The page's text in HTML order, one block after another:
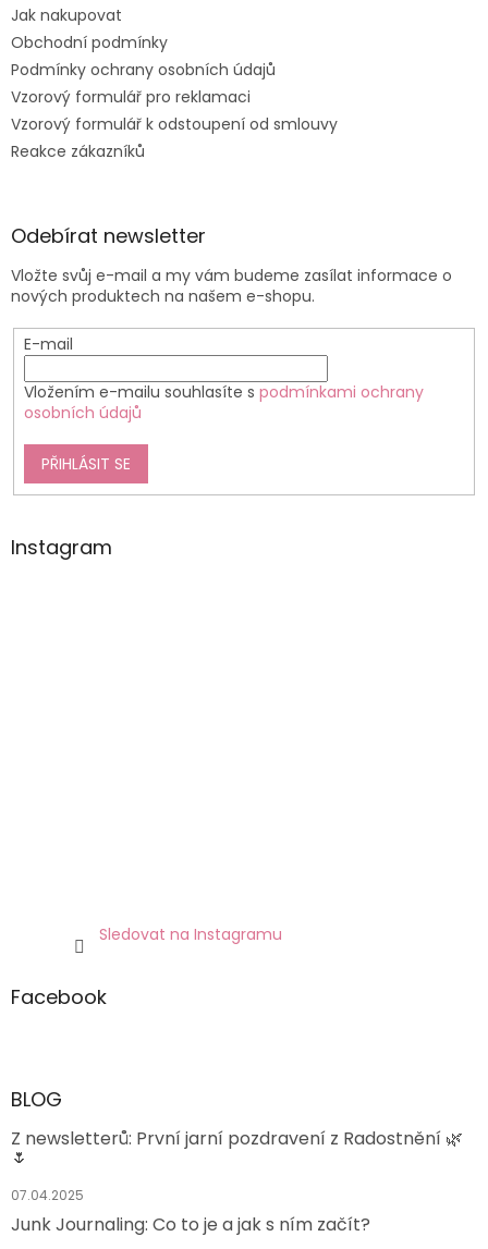
Jak nakupovat
Obchodní podmínky
Podmínky ochrany osobních údajů
Vzorový formulář pro reklamaci
Vzorový formulář k odstoupení od smlouvy
Reakce zákazníků
Odebírat newsletter
Vložte svůj e-mail a my vám budeme zasílat informace o
nových produktech na našem e-shopu.
E-mail
Vložením e-mailu souhlasíte s podmínkami ochrany
osobních údajů
PŘIHLÁSIT SE
Instagram
Sledovat na Instagramu
Facebook
BLOG
Z newsletterů: První jarní pozdravení z Radostnění 🌿
🌷
07.04.2025
Junk Journaling: Co to je a jak s ním začít?